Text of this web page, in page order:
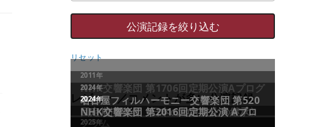
リセット
レビュー／コメントが多い公演記録